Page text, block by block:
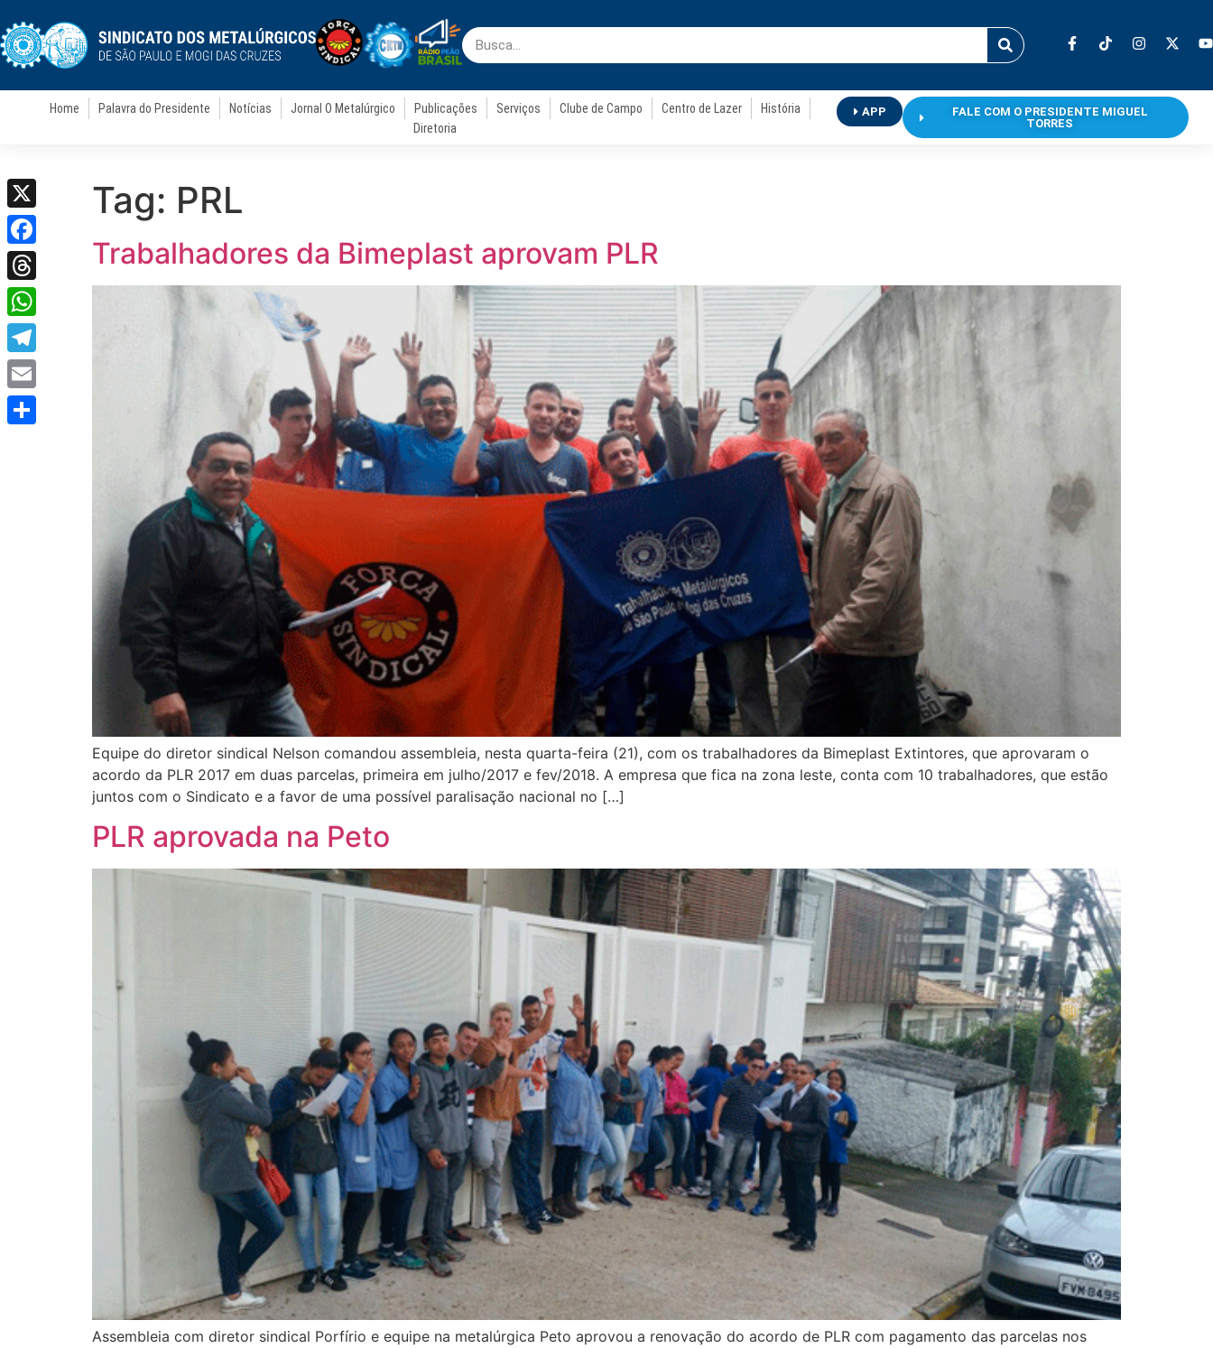
Home Palavra do Presidente Notícias Jornal O Metalúrgico Publicações Serviços Clube de Campo Centro de Lazer
História
Diretoria
APP
FALE COM O PRESIDENTE MIGUEL
TORRES
Tag: PRL
Trabalhadores da Bimeplast aprovam PLR
Equipe do diretor sindical Nelson comandou assembleia, nesta quarta-feira (21), com os trabalhadores da Bimeplast Extintores, que aprovaram o
acordo da PLR 2017 em duas parcelas, primeira em julho/2017 e fev/2018. A empresa que fica na zona leste, conta com 10 trabalhadores, que estão
juntos com o Sindicato e a favor de uma possível paralisação nacional no […]
PLR aprovada na Peto
Assembleia com diretor sindical Porfírio e equipe na metalúrgica Peto aprovou a renovação do acordo de PLR com pagamento das parcelas nos
X
Facebook
Threads
WhatsApp
Telegram
Email